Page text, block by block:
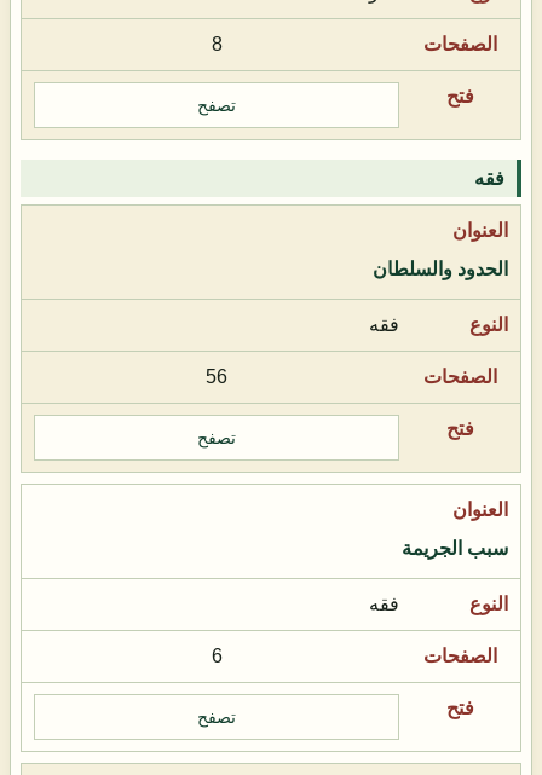
8
تصفح
فقه
الحدود والسلطان
فقه
56
تصفح
سبب الجريمة
فقه
6
تصفح